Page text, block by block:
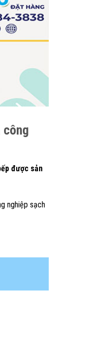
công
được sản
nghiệp sạch